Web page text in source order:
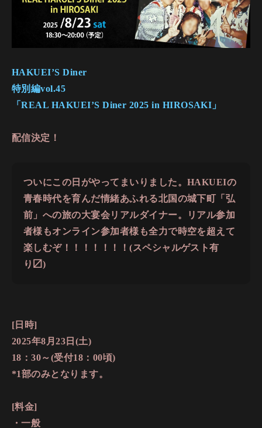
HAKUEI’S Diner
特別編vol.45
「REAL HAKUEI’S Diner 2025 in HIROSAKI」
配信決定！
ついにこの日がやってまいりました。HAKUEIの
青春時代を育んだ情緒あふれる北国の城下町「弘
前」への旅の大宴会リアルダイナー。リアル参加
者様もオンライン参加者様も全力で時空を超えて
楽しむぞ！！！！！！！(スペシャルゲスト有
り〼)
[日時]
2025年8月23日(土)
18：30～(受付18：00頃)
*1部のみとなります。
[料金]
・一般